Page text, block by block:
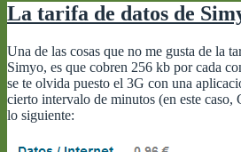
La tarifa de datos de
Una de las cosas que no me gusta de la
Simyo, es que cobren 256 kb por cada
se te olvida puesto el 3G con una
cierto intervalo de minutos (en este
lo siguiente: